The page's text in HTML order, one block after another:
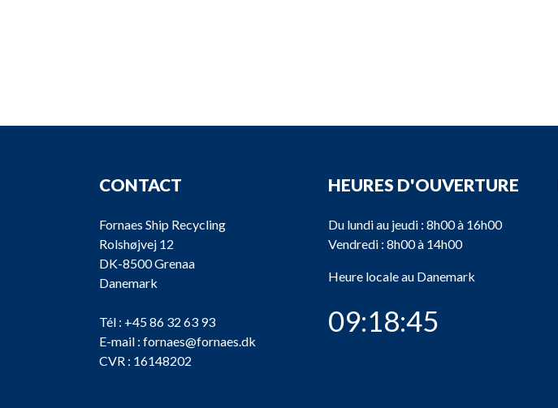
CONTACT
Fornaes Ship Recycling
Rolshøjvej 12
DK-8500 Grenaa
Danemark
Tél : +45 86 32 63 93
E-mail : fornaes@fornaes.dk
CVR : 16148202
HEURES D'OUVERTURE
Du lundi au jeudi : 8h00 à 16h00
Vendredi : 8h00 à 14h00
Heure locale au Danemark
09:18:45